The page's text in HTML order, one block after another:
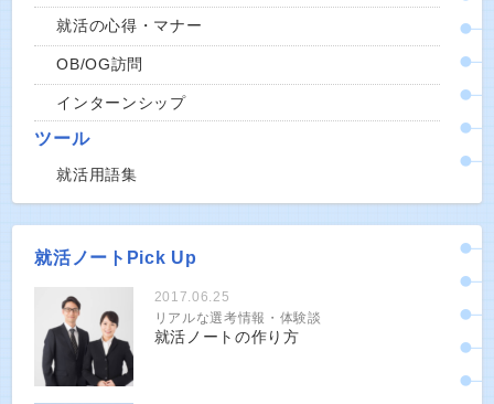
就活の心得・マナー
OB/OG訪問
インターンシップ
ツール
就活用語集
就活ノートPick Up
2017.06.25
リアルな選考情報・体験談
就活ノートの作り方